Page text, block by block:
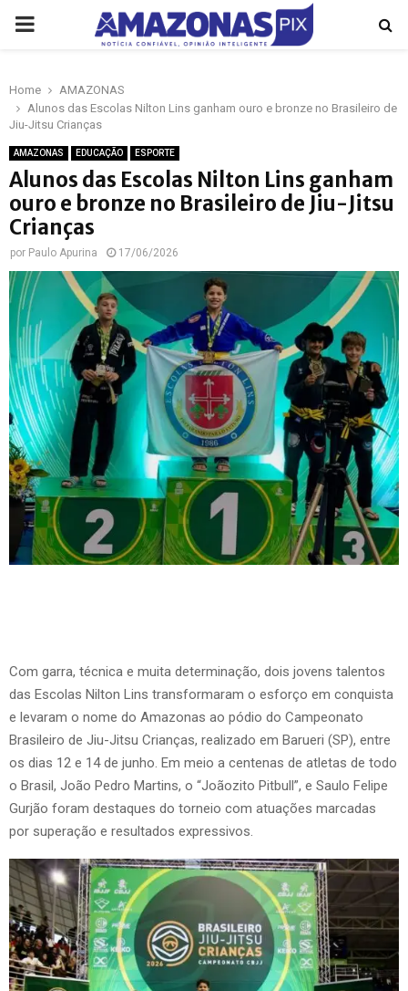
PRIMARY
Home
AMAZONAS
Alunos das Escolas Nilton Lins ganham ouro e bronze no Brasileiro de
Jiu-Jitsu Crianças
AMAZONAS EDUCAÇÃO ESPORTE
Alunos das Escolas Nilton Lins ganham
ouro e bronze no Brasileiro de Jiu-Jitsu
Crianças
por Paulo Apurina 17/06/2026
Com garra, técnica e muita determinação, dois jovens talentos
das Escolas Nilton Lins transformaram o esforço em conquista
e levaram o nome do Amazonas ao pódio do Campeonato
Brasileiro de Jiu-Jitsu Crianças, realizado em Barueri (SP), entre
os dias 12 e 14 de junho. Em meio a centenas de atletas de todo
o Brasil, João Pedro Martins, o “Joãozito Pitbull”, e Saulo Felipe
Gurjão foram destaques do torneio com atuações marcadas
por superação e resultados expressivos.